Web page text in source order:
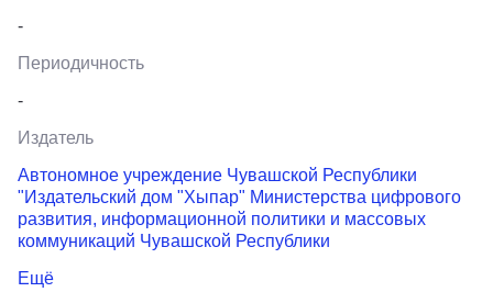
-
Периодичность
-
Издатель
Автономное учреждение Чувашской Республики
"Издательский дом "Хыпар" Министерства цифрового
развития, информационной политики и массовых
коммуникаций Чувашской Республики
Ещё